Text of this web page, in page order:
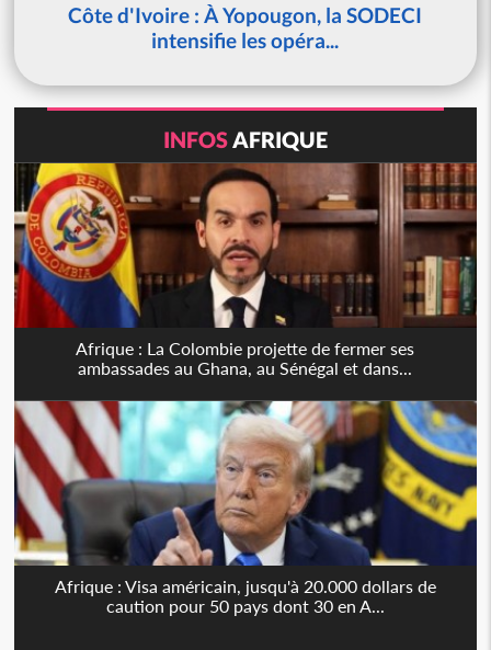
Côte d'Ivoire : À Yopougon, la SODECI
intensifie les opéra...
INFOSAFRIQUE
Afrique : La Colombie projette de fermer ses
ambassades au Ghana, au Sénégal et dans...
Afrique : Visa américain, jusqu'à 20.000 dollars de
caution pour 50 pays dont 30 en A...